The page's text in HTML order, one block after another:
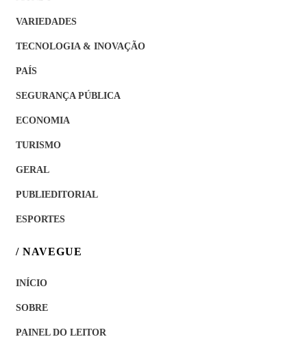
VARIEDADES
TECNOLOGIA & INOVAÇÃO
PAÍS
SEGURANÇA PÚBLICA
ECONOMIA
TURISMO
GERAL
PUBLIEDITORIAL
ESPORTES
/ NAVEGUE
INÍCIO
SOBRE
PAINEL DO LEITOR